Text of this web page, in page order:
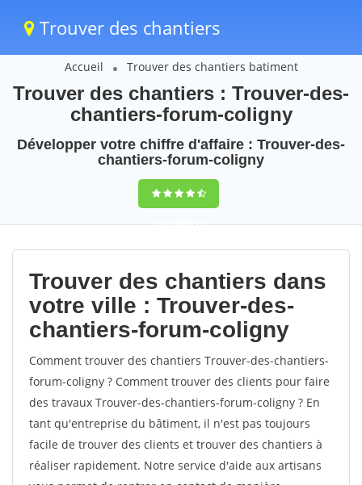
Trouver des chantiers
Accueil Trouver des chantiers batiment
Trouver des chantiers : Trouver-des-
chantiers-forum-coligny
Développer votre chiffre d'affaire : Trouver-des-
chantiers-forum-coligny
9,5(100%)74
votes
Trouver des chantiers dans
votre ville : Trouver-des-
chantiers-forum-coligny
Comment trouver des chantiers Trouver-des-chantiers-
forum-coligny ? Comment trouver des clients pour faire
des travaux Trouver-des-chantiers-forum-coligny ? En
tant qu'entreprise du bâtiment, il n'est pas toujours
facile de trouver des clients et trouver des chantiers à
réaliser rapidement. Notre service d'aide aux artisans